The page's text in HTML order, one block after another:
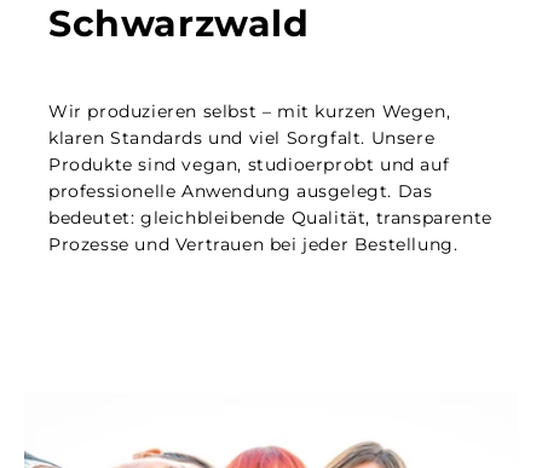
Schwarzwald
Wir produzieren selbst – mit kurzen Wegen,
klaren Standards und viel Sorgfalt. Unsere
Produkte sind vegan, studioerprobt und auf
professionelle Anwendung ausgelegt. Das
bedeutet: gleichbleibende Qualität, transparente
Prozesse und Vertrauen bei jeder Bestellung.